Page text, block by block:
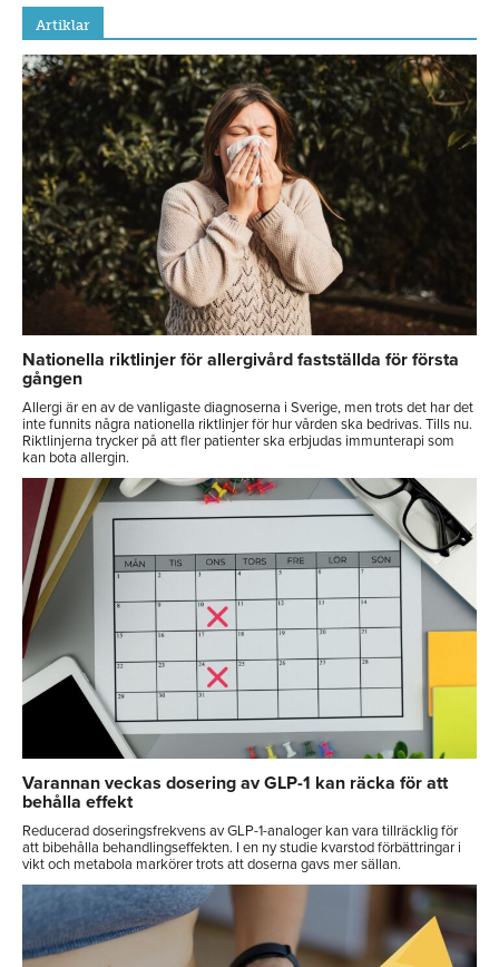
Artiklar
Nationella riktlinjer för allergivård fastställda för första
gången
Allergi är en av de vanligaste diagnoserna i Sverige, men trots det har det
inte funnits några nationella riktlinjer för hur vården ska bedrivas. Tills nu.
Riktlinjerna trycker på att fler patienter ska erbjudas immunterapi som
kan bota allergin.
Varannan veckas dosering av GLP-1 kan räcka för att
behålla effekt
Reducerad doseringsfrekvens av GLP-1-analoger kan vara tillräcklig för
att bibehålla behandlingseffekten. I en ny studie kvarstod förbättringar i
vikt och metabola markörer trots att doserna gavs mer sällan.